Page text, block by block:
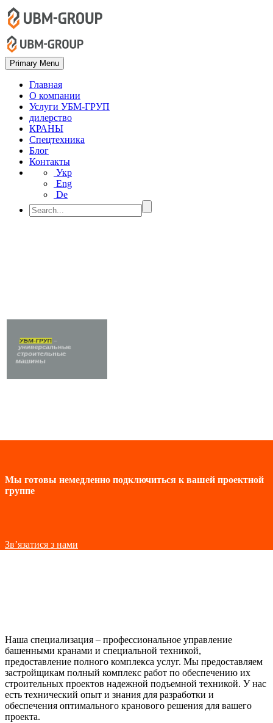
Primary Menu
Главная
О компании
Услуги УБМ-ГРУП
дилерство
КРАНЫ
Спецтехника
Блог
Контакты
Укр
Eng
De
УБМ-ГРУП
универсальные
строительные
машины
Мы готовы немедленно подключиться к вашей проектной
группе
Зв’язатися з нами
Наша специализация – профессиональное управление
башенными кранами и специальной техникой,
предоставление полного комплекса услуг. Мы предоставляем
застройщикам полный комплекс работ по обеспечению их
строительных проектов надежной подъемной техникой. У нас
есть технический опыт и знания для разработки и
обеспечения оптимального кранового решения для вашего
проекта.